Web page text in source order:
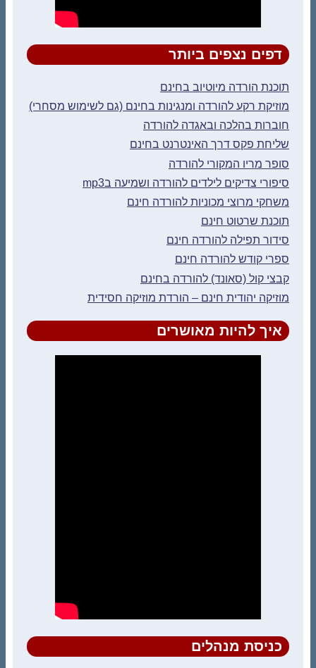
דפים נצפים ביותר
תוכנת הורדה מיוטיוב בחינם
מוזיקת רקע להורדה ומנגינות בחינם (גם לשימוש מסחרי)
חוברות בהלכה ובאגדה להורדה
שליחת פקס דרך האינטרנט בחינם
סופר מריו המקורי להורדה
סיפורי צדיקים לילדים להורדה ושמיעה בmp3
משחקי מרוצי מכוניות להורדה חינם
תוכנת שרטוט חינם
סידור תפילה להורדה חינם
ספרי קודש להורדה חינם
קבצי קול (סאונד) להורדה בחינם
מוזיקה יהודית חינם – הורדת מוזיקה חסידית
איך להיות מאושרים
כניסת מנהלים